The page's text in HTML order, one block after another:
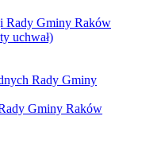
Rady Gminy Raków
uchwał)
Rady Gminy
Gminy Raków